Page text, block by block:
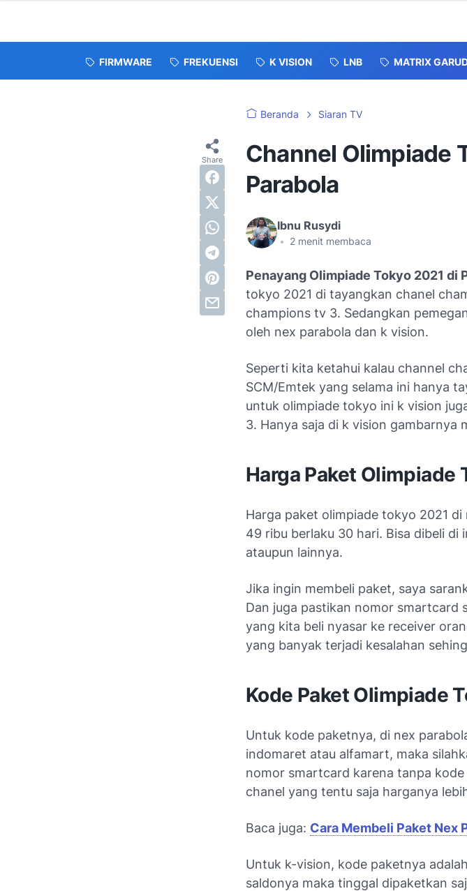
FIRMWARE FREKUENSI K VISION LNB MATRIX
Beranda Siaran TV
Channel Olimpiade
Parabola
Ibnu Rusydi
• 2 menit membaca
Penayang Olimpiade Tokyo 2021 di
tokyo 2021 di tayangkan chanel
champions tv 3. Sedangkan
oleh nex parabola dan k vision.
Seperti kita ketahui kalau channel
SCM/Emtek yang selama ini hanya
untuk olimpiade tokyo ini k vision
3. Hanya saja di k vision gambarnya
Harga Paket Olimpiade
Harga paket olimpiade tokyo 2021
49 ribu berlaku 30 hari. Bisa dibeli
ataupun lainnya.
Jika ingin membeli paket, saya
Dan juga pastikan nomor smartcard
yang kita beli nyasar ke receiver
yang banyak terjadi kesalahan
Kode Paket Olimpiade
Untuk kode paketnya, di nex
indomaret atau alfamart, maka
nomor smartcard karena tanpa
chanel yang tentu saja harganya
Baca juga: Cara Membeli Paket Nex
Untuk k-vision, kode paketnya
saldonya maka tinggal dipaketkan